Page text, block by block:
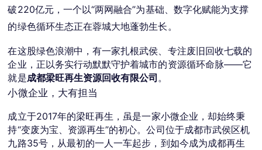
破220亿元，一个以“两网融合”为基础、数字化赋能为支撑
的绿色循环生态正在蓉城大地蓬勃生长。
在这股绿色浪潮中，有一家扎根武侯、专注废旧回收七载的
企业，正以务实行动默默守护着城市的资源循环命脉——它
就是成都梁旺再生资源回收有限公司 。
小微企业，大有担当
成立于2017年的梁旺再生，虽是一家小微企业，却始终秉
持“变废为宝、资源再生”的初心。公司位于成都市武侯区机
九路35号，从最初的一人一车起步，到如今成为成都再生